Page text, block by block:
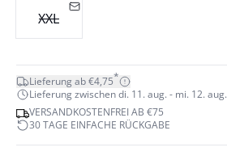
XXL
Lieferung ab €4,75*
Lieferung zwischen di. 11. aug. - mi. 12. aug.
VERSANDKOSTENFREI AB €75
30 TAGE EINFACHE RÜCKGABE